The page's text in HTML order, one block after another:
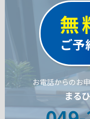
無
ご予
お電話からのお
まる